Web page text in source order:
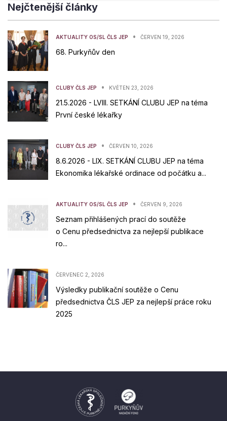
Nejčtenější články
AKTUALITY OS/SL ČLS JEP • ČERVEN 19, 2026
68. Purkyňův den
CLUBY ČLS JEP • KVĚTEN 23, 2026
21.5.2026 - LVIII. SETKÁNÍ CLUBU JEP na téma
První české lékařky
CLUBY ČLS JEP • ČERVEN 10, 2026
8.6.2026 - LIX. SETKÁNÍ CLUBU JEP na téma
Ekonomika lékařské ordinace od počátku a...
AKTUALITY OS/SL ČLS JEP • ČERVEN 9, 2026
Seznam přihlášených prací do soutěže
o Cenu předsednictva za nejlepší publikace
ro...
ČERVENEC 2, 2026
Výsledky publikační soutěže o Cenu
předsednictva ČLS JEP za nejlepší práce roku
2025